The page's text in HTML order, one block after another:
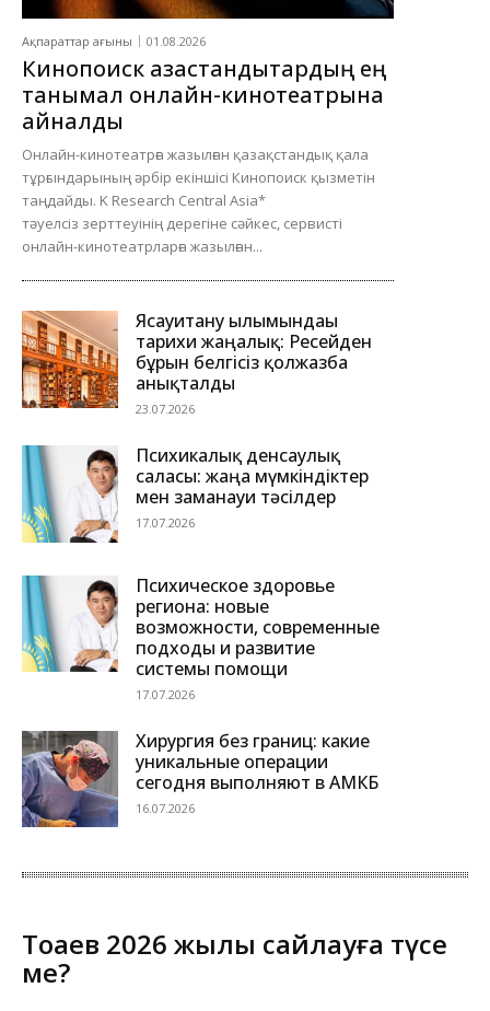
Ақпараттар ағыны 01.08.2026
Кинопоиск қазақстандықтардың ең
танымал онлайн-кинотеатрына
айналды
Онлайн-кинотеатрға жазылған қазақстандық қала
тұрғындарының әрбір екіншісі Кинопоиск қызметін
таңдайды. K Research Central Asia*
тәуелсіз зерттеуінің дерегіне сәйкес, сервисті
онлайн-кинотеатрларға жазылған...
Ясауитану ғылымындағы
тарихи жаңалық: Ресейден
бұрын белгісіз қолжазба
анықталды
23.07.2026
Психикалық денсаулық
саласы: жаңа мүмкіндіктер
мен заманауи тәсілдер
17.07.2026
Психическое здоровье
региона: новые
возможности, современные
подходы и развитие
системы помощи
17.07.2026
Хирургия без границ: какие
уникальные операции
сегодня выполняют в АМКБ
16.07.2026